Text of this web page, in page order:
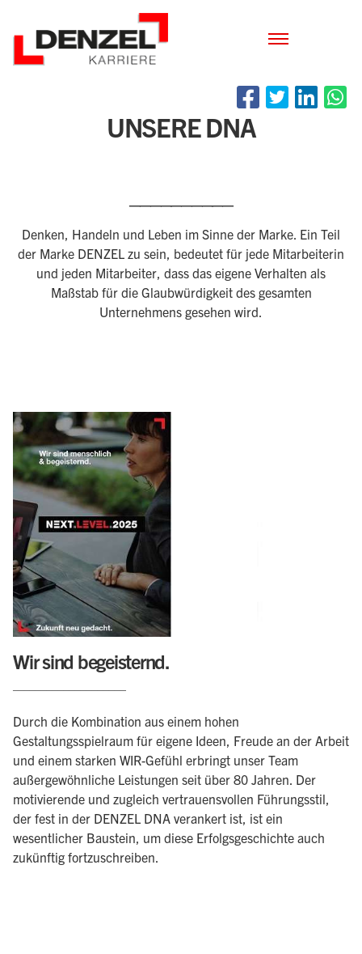
Inhalt
UNSERE DNA
Denken, Handeln und Leben im Sinne der Marke. Ein Teil
der Marke DENZEL zu sein, bedeutet für jede Mitarbeiterin
und jeden Mitarbeiter, dass das eigene Verhalten als
Maßstab für die Glaubwürdigkeit des gesamten
Unternehmens gesehen wird.
Wir sind begeisternd.
Durch die Kombination aus einem hohen
Gestaltungsspielraum für eigene Ideen, Freude an der Arbeit
und einem starken WIR-Gefühl erbringt unser Team
außergewöhnliche Leistungen seit über 80 Jahren. Der
motivierende und zugleich vertrauensvollen Führungsstil,
der fest in der DENZEL DNA verankert ist, ist ein
wesentlicher Baustein, um diese Erfolgsgeschichte auch
zukünftig fortzuschreiben.